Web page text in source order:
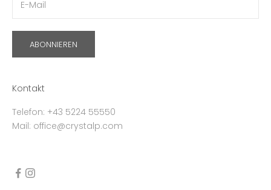
ABONNIEREN
Kontakt
Telefon: +43 5224 55550
Mail: office@crystalp.com